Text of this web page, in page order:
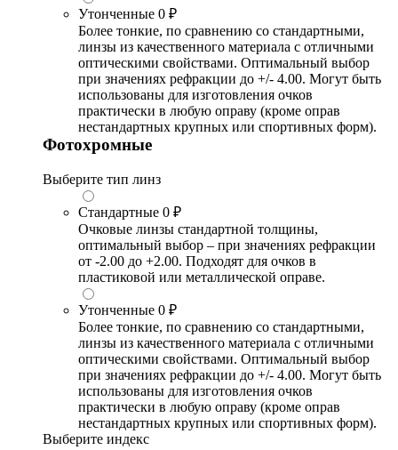
Утонченные 0 ₽
Более тонкие, по сравнению со стандартными,
линзы из качественного материала с отличными
оптическими свойствами. Оптимальный выбор
при значениях рефракции до +/- 4.00. Могут быть
использованы для изготовления очков
практически в любую оправу (кроме оправ
нестандартных крупных или спортивных форм).
Фотохромные
Выберите тип линз
Стандартные 0 ₽
Очковые линзы стандартной толщины,
оптимальный выбор – при значениях рефракции
от -2.00 до +2.00. Подходят для очков в
пластиковой или металлической оправе.
Утонченные 0 ₽
Более тонкие, по сравнению со стандартными,
линзы из качественного материала с отличными
оптическими свойствами. Оптимальный выбор
при значениях рефракции до +/- 4.00. Могут быть
использованы для изготовления очков
практически в любую оправу (кроме оправ
нестандартных крупных или спортивных форм).
Выберите индекс